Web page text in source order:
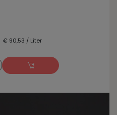
€ 90,53 / Liter